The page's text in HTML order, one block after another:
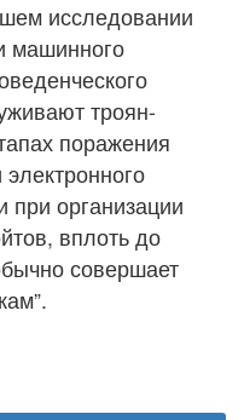
исследовании
машинного
троян-
поражения
при организации
вплоть до
совершает